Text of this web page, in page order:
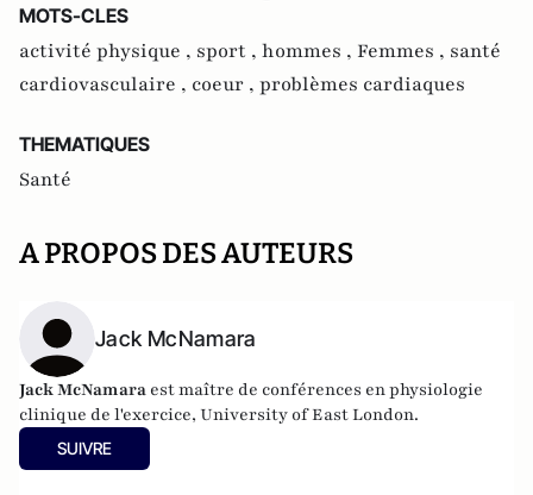
MOTS-CLES
activité physique , sport , hommes , Femmes , santé
cardiovasculaire , coeur , problèmes cardiaques
THEMATIQUES
Santé
A PROPOS DES AUTEURS
Jack McNamara
Jack McNamara est maître de conférences en physiologie
clinique de l'exercice, University of East London.
SUIVRE